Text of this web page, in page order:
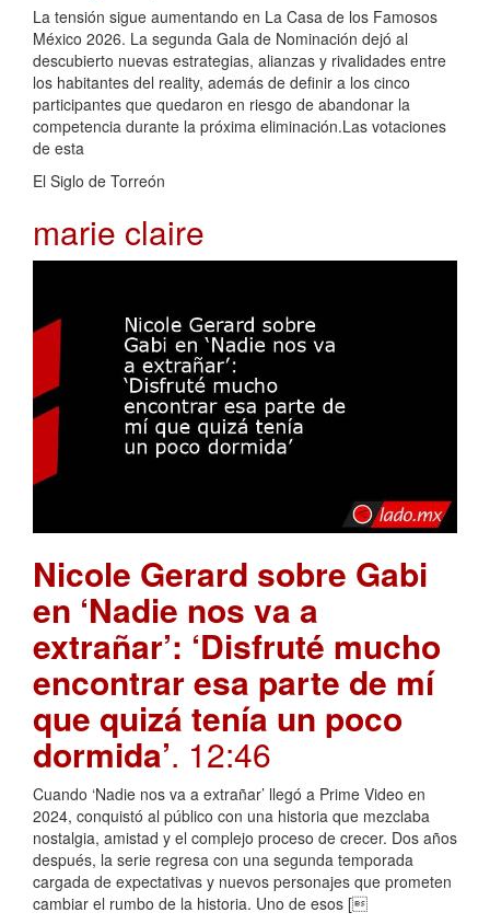
La tensión sigue aumentando en La Casa de los Famosos
México 2026. La segunda Gala de Nominación dejó al
descubierto nuevas estrategias, alianzas y rivalidades entre
los habitantes del reality, además de definir a los cinco
participantes que quedaron en riesgo de abandonar la
competencia durante la próxima eliminación.Las votaciones
de esta
El Siglo de Torreón
marie claire
Nicole Gerard sobre Gabi
en ‘Nadie nos va a
extrañar’: ‘Disfruté mucho
encontrar esa parte de mí
que quizá tenía un poco
dormida’. 12:46
Cuando ‘Nadie nos va a extrañar’ llegó a Prime Video en
2024, conquistó al público con una historia que mezclaba
nostalgia, amistad y el complejo proceso de crecer. Dos años
después, la serie regresa con una segunda temporada
cargada de expectativas y nuevos personajes que prometen
cambiar el rumbo de la historia. Uno de esos [